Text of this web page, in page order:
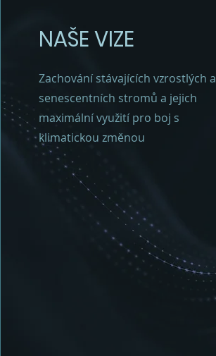
NAŠE VIZE
Zachování stávajících vzrostlých a
senescentních stromů a jejich
maximální využití pro boj s
klimatickou změnou